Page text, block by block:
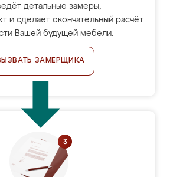
детальные замеры,
и сделает окончательный расчёт
Вашей будущей мебели.
ЗАМЕРЩИКА